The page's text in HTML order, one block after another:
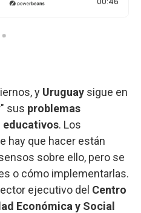
y Uruguay sigue en
sus problemas
educativos. Los
hay que hacer están
sobre ello, pero se
o cómo implementarlas.
ejecutivo del Centro
Económica y Social